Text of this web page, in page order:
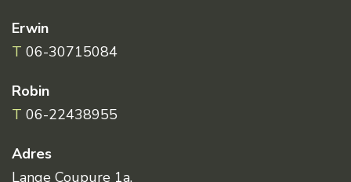
Erwin
T 06-30715084
Robin
T 06-22438955
Adres
Lange Coupure 1a,